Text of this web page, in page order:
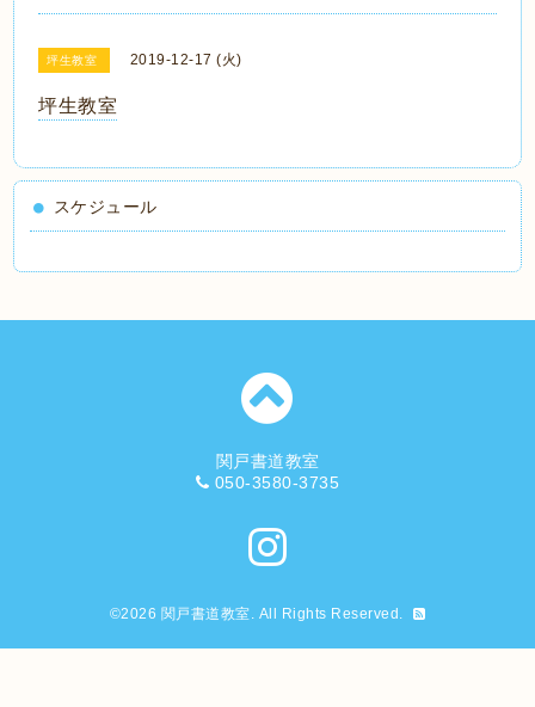
坪生教室 2019-12-17 (火)
坪生教室
スケジュール
関戸書道教室
050-3580-3735
©2026 関戸書道教室. All Rights Reserved.